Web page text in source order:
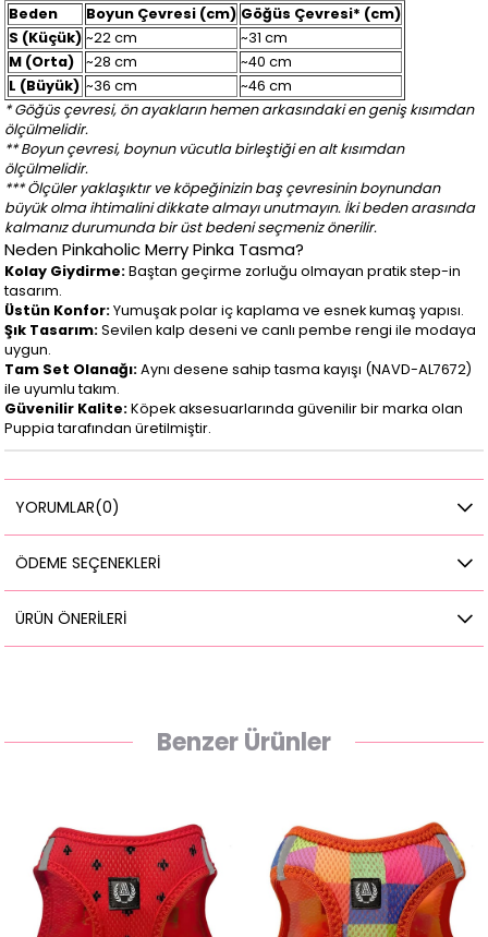
Beden
Boyun Çevresi (cm) Göğüs Çevresi* (cm)
S (Küçük) ~22 cm
~31 cm
M (Orta)
~28 cm
~40 cm
L (Büyük) ~36 cm
~46 cm
* Göğüs çevresi, ön ayakların hemen arkasındaki en geniş kısımdan
ölçülmelidir.
** Boyun çevresi, boynun vücutla birleştiği en alt kısımdan
ölçülmelidir.
*** Ölçüler yaklaşıktır ve köpeğinizin baş çevresinin boynundan
büyük olma ihtimalini dikkate almayı unutmayın. İki beden arasında
kalmanız durumunda bir üst bedeni seçmeniz önerilir.
Neden Pinkaholic Merry Pinka Tasma?
Kolay Giydirme:Baştan geçirme zorluğu olmayan pratik step-in
tasarım.
Üstün Konfor:Yumuşak polar iç kaplama ve esnek kumaş yapısı.
Şık Tasarım:Sevilen kalp deseni ve canlı pembe rengi ile modaya
uygun.
Tam Set Olanağı:Aynı desene sahip tasma kayışı (NAVD-AL7672)
ile uyumlu takım.
Güvenilir Kalite:Köpek aksesuarlarında güvenilir bir marka olan
Puppia tarafından üretilmiştir.
YORUMLAR(0)
ÖDEME SEÇENEKLERI
ÜRÜN ÖNERILERI
Benzer Ürünler